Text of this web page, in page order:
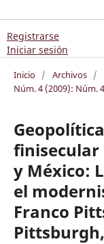
Registrarse
Iniciar sesión
Inicio / Archivos /
Núm. 4 (2009): Núm.
finisecular
y México:
el
Franco